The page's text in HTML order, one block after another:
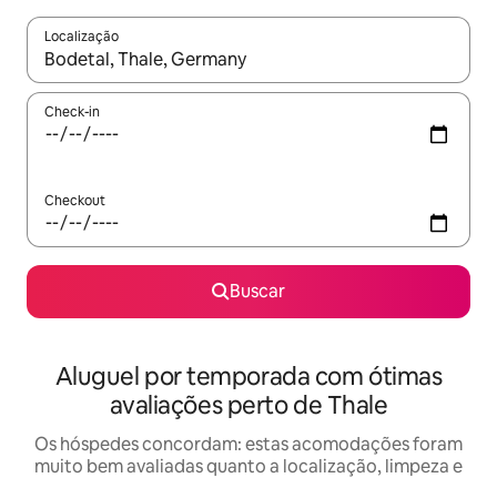
Localização
Quando os resultados estiverem disponíveis, explore-os
Check-in
Checkout
Buscar
Aluguel por temporada com ótimas
avaliações perto de Thale
Os hóspedes concordam: estas acomodações foram
muito bem avaliadas quanto a localização, limpeza e